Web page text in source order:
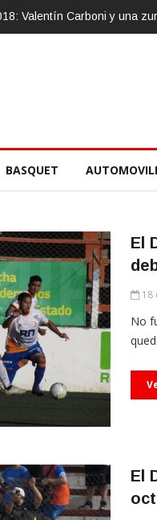
2018, 10 de noviembre
BASQUET
El
18
No
El